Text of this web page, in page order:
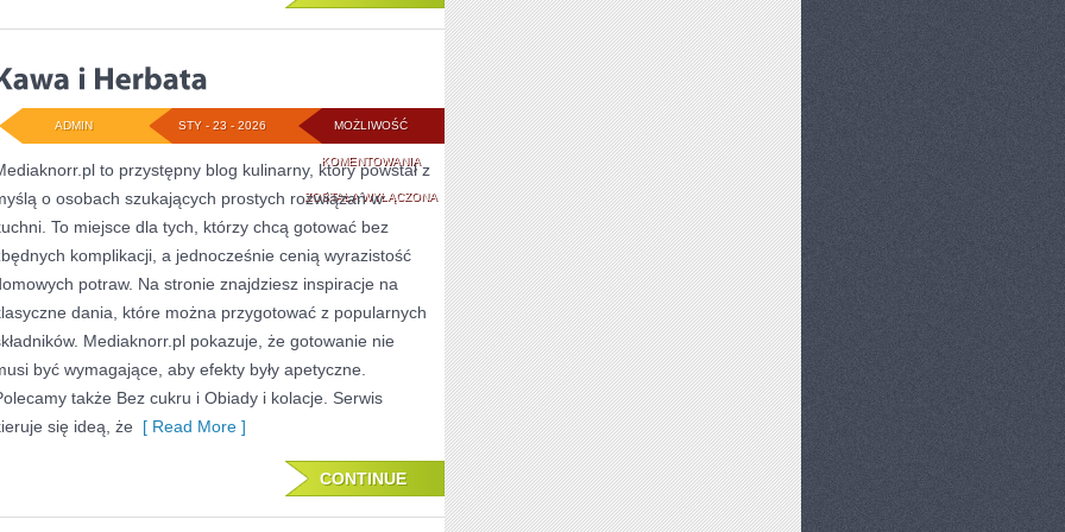
MOŻLIWOŚĆ
KOMENTOWANIAKAWA
I
HERBATA
ZOSTAŁA WYŁĄCZONA
STY - 23 - 2026
ADMIN
to przystępny blog kulinarny, który powstał z
o osobach szukających prostych rozwiązań w
To miejsce dla tych, którzy chcą gotować bez
komplikacji, a jednocześnie cenią wyrazistość
potraw. Na stronie znajdziesz inspiracje na
dania, które można przygotować z popularnych
Mediaknorr.pl pokazuje, że gotowanie nie
być wymagające, aby efekty były apetyczne.
także Bez cukru i Obiady i kolacje. Serwis
się ideą, że [ Read More ]
CONTINUE